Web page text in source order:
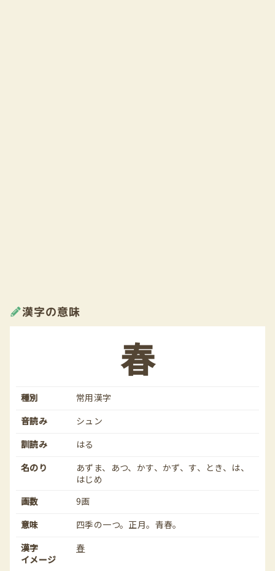
漢字の意味
春
種別
常用漢字
音読み
シュン
訓読み
はる
名のり
あずま、あつ、かす、かず、す、とき、は、
はじめ
画数
9画
意味
四季の一つ。正月。青春。
漢字
イメージ
春